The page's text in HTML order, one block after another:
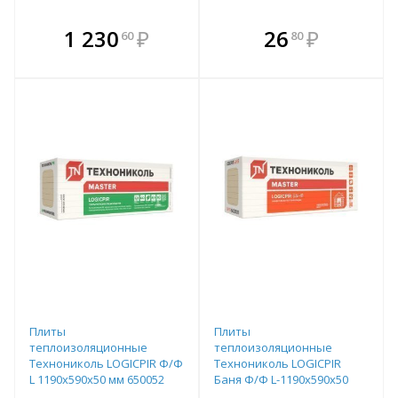
1 230 60 ₽
В комплекте
всегда выгоднее!
В комплекте
всегда выгоднее!
26 80 ₽
Плиты
теплоизоляционные
Технониколь LOGICPIR Ф/Ф
L 1190х590х50 мм 650052
Плиты
теплоизоляционные
Технониколь LOGICPIR
Баня Ф/Ф L-1190х590х50